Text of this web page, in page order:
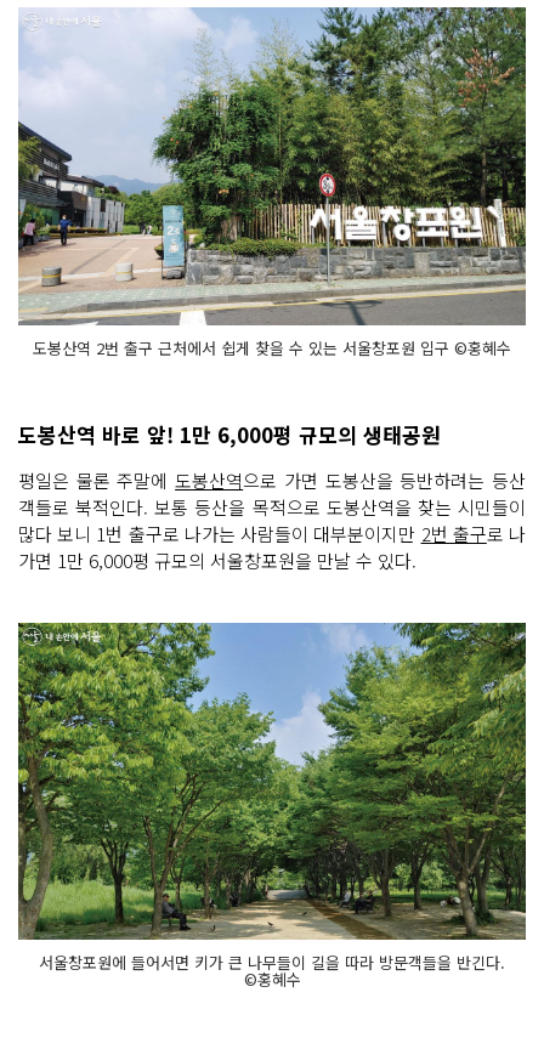
도봉산역 2번 출구 근처에서 쉽게 찾을 수 있는 서울창포원 입구 ©홍혜수
도봉산역 바로 앞! 1만 6,000평 규모의 생태공원
평일은 물론 주말에도봉산역으로 가면 도봉산을 등반하려는 등산
객들로 북적인다. 보통 등산을 목적으로 도봉산역을 찾는 시민들이
많다 보니 1번 출구로 나가는 사람들이 대부분이지만 2번 출구로 나
가면 1만 6,000평 규모의 서울창포원을 만날 수 있다.
서울창포원에 들어서면 키가 큰 나무들이 길을 따라 방문객들을 반긴다.
©홍혜수